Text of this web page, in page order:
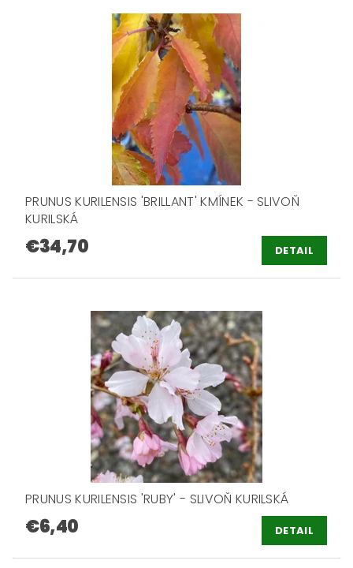
PRUNUS KURILENSIS 'BRILLANT' KMÍNEK - SLIVOŇ
KURILSKÁ
€34,70 DETAIL
PRUNUS KURILENSIS 'RUBY' - SLIVOŇ KURILSKÁ
€6,40 DETAIL